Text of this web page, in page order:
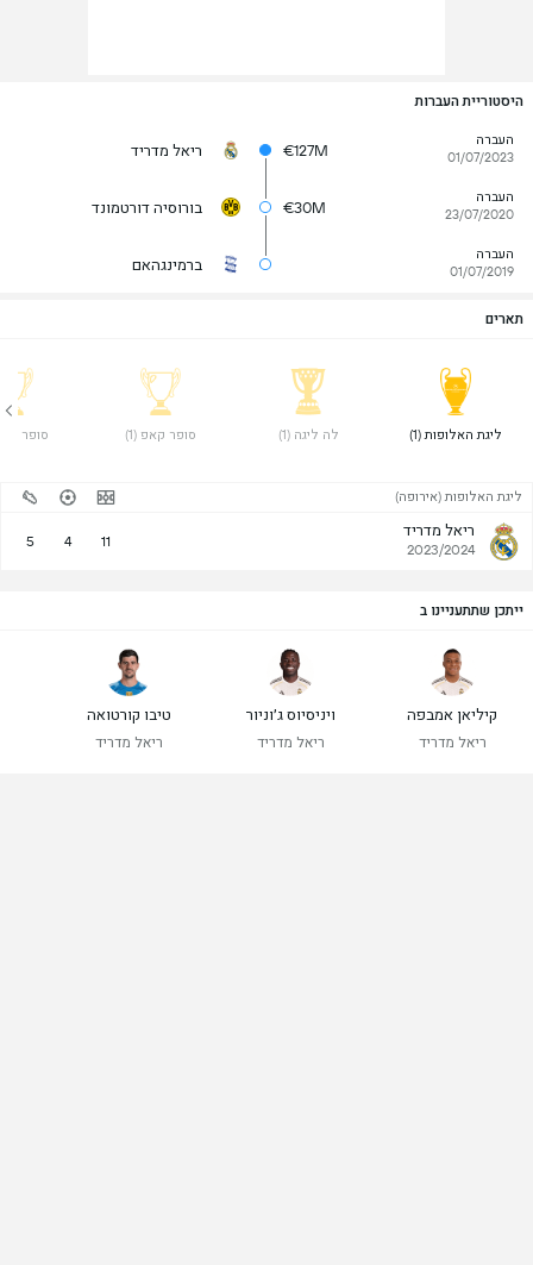
היסטוריית העברות
העברה
01/07/2023
€127M ריאל מדריד
העברה
23/07/2020
€30M בורוסיה דורטמונד
העברה
01/07/2019
ברמינגהאם
תארים
ליגת האלופות (1) לה ליגה (1) סופר קאפ (1) סופר
ליגת האלופות (אירופה)
ריאל מדריד
2023/2024
11
4
5
ייתכן שתתעניינו ב
קיליאן אמבפה
ריאל מדריד
ויניסיוס ג׳וניור
ריאל מדריד
טיבו קורטואה
ריאל מדריד